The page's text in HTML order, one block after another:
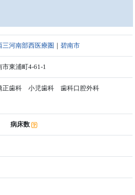
三河南部西医療圏 ｜碧南市
東浦町4-61-1
歯科 小児歯科 歯科口腔外科
病床数